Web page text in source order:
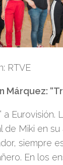
RTVE
Márquez:
a
de Miki en
siempre
En los